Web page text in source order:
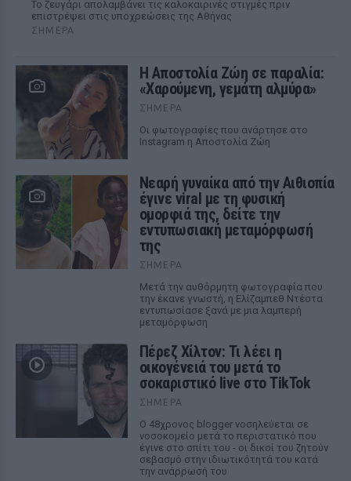
Το ζευγάρι απολαμβάνει τις καλοκαιρινές στιγμές πριν
επιστρέψει στις υποχρεώσεις της Αθήνας
ΣΉΜΕΡΑ
Η Αποστολία Ζώη σε παραλία:
«Χαρούμενη, γεμάτη αλμύρα»
ΣΉΜΕΡΑ
Οι φωτογραφίες που ανάρτησε στο
Instagram η Αποστολία Ζώη
Νεαρή γυναίκα από την Αιθιοπία
έγινε viral με τη φυσική
ομορφιά της, δείτε την
εντυπωσιακή μεταμόρφωσή
της
ΣΉΜΕΡΑ
Μετά την αυθόρμητη φωτογραφία που
την έκανε γνωστή, η Ελίζαμπεθ Ντέστα
εντυπωσίασε ξανά με μια λαμπερή
μεταμόρφωση
Πέρεζ Χίλτον: Τι λέει η
οικογένειά του μετά το
σοκαριστικό live στο TikTok
ΣΉΜΕΡΑ
Ο 48χρονος blogger νοσηλεύεται σε
νοσοκομείο μετά το περιστατικό που
έγινε στο σπίτι του - οι δικοί του ζητούν
σεβασμό στην ιδιωτικότητά του κατά
την ανάρρωσή του